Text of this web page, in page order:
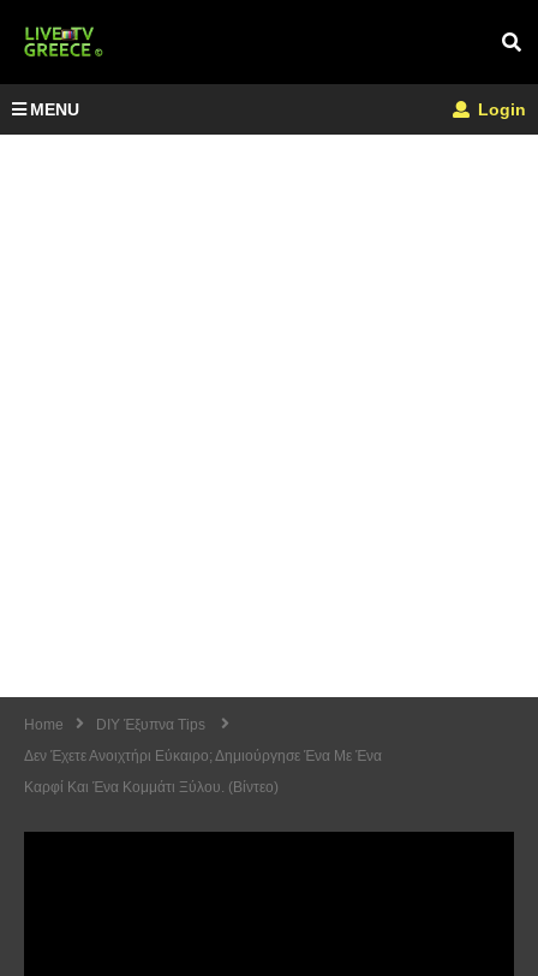
MENU Login
Home
DIY Έξυπνα Tips
Δεν Έχετε Ανοιχτήρι Εύκαιρο; Δημιούργησε Ένα Με Ένα
Καρφί Και Ένα Κομμάτι Ξύλου. (Βίντεο)